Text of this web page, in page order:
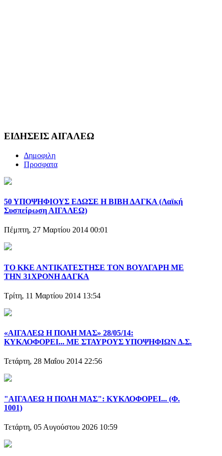
ΕΙΔΗΣΕΙΣ ΑΙΓΑΛΕΩ
Δημοφιλη
Προσφατα
50 ΥΠΟΨΗΦΙΟΥΣ ΕΔΩΣΕ Η ΒΙΒΗ ΔΑΓΚΑ (Λαϊκή
Συσπείρωση ΑΙΓΑΛΕΩ)
Πέμπτη, 27 Μαρτίου 2014 00:01
ΤΟ ΚΚΕ ΑΝΤΙΚΑΤΕΣΤΗΣΕ ΤΟΝ ΒΟΥΛΓΑΡΗ ΜΕ
ΤΗΝ 31ΧΡΟΝΗ ΔΑΓΚΑ
Τρίτη, 11 Μαρτίου 2014 13:54
«ΑΙΓΑΛΕΩ Η ΠΟΛΗ ΜΑΣ» 28/05/14:
ΚΥΚΛΟΦΟΡΕΙ... ΜΕ ΣΤΑΥΡΟΥΣ ΥΠΟΨΗΦΙΩΝ Δ.Σ.
Τετάρτη, 28 Μαΐου 2014 22:56
"ΑΙΓΑΛΕΩ Η ΠΟΛΗ ΜΑΣ": ΚΥΚΛΟΦΟΡΕΙ... (Φ.
1001)
Τετάρτη, 05 Αυγούστου 2026 10:59